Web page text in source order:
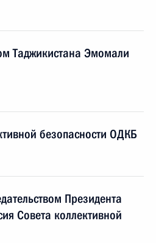
Таджикистана Эмомали
безопасности ОДКБ
Президента
Совета коллективной